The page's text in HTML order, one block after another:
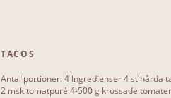
TACOS
Antal portioner: 4 Ingredienser 4 st hårda
2 msk tomatpuré 4-500 g krossade